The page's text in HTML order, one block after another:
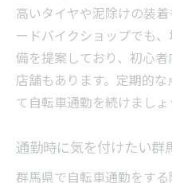
高いタイヤや泥除けの装
ードバイクショップでも
備を提案しており、初心
店舗もあります。定期的
て自転車通勤を続けましょ
通勤時に気を付けたい群
群馬県で自転車通勤をす